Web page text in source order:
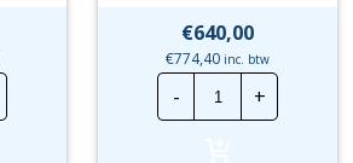
€640,00
€774,40 inc. btw
-
Invertek
|
+